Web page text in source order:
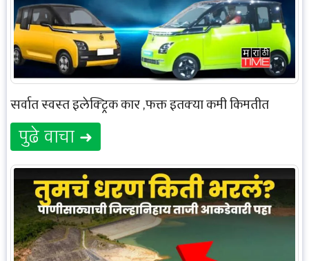
सर्वात स्वस्त इलेक्ट्रिक कार ,फक्त इतक्या कमी किमतीत
पुढे वाचा ➜